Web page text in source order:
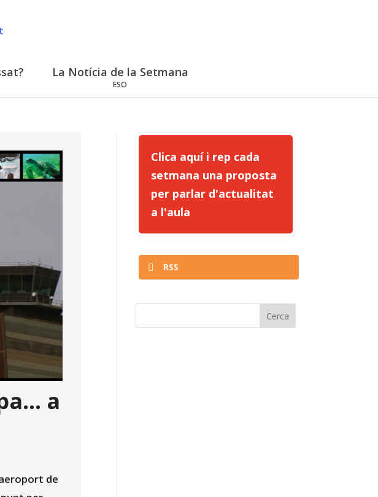
La Notícia de la Setmana
ESO
a
de
Clica aquí i rep cada
setmana una proposta
per parlar d'actualitat
a l'aula
RSS